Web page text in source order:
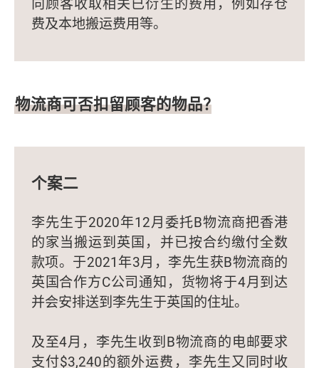
向顾客收取相关已衍生的费用，例如存仓
费及本地搬运费用等。
物流商可否扣留顾客的物品？
个案二
李先生于2020年12月委托B物流商把香港
的家当搬运到英国，并已按合约缴付全数
款项。于2021年3月，李先生获B物流商的
英国合作方C公司通知，货物将于4月到达
并会安排送到李先生于英国的住址。
及至4月，李先生收到B物流商的电邮要求
支付$3,240的额外运费，李先生又同时收